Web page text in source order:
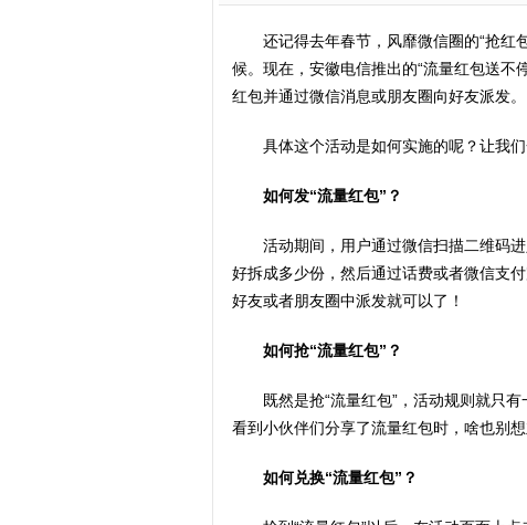
还记得去年春节，风靡微信圈的“抢红
候。现在，安徽电信推出的“流量红包送不
红包并通过微信消息或朋友圈向好友派发。
具体这个活动是如何实施的呢？让我
如何发“流量红包”？
活动期间，用户通过微信扫描二维码
好拆成多少份，然后通过话费或者微信支
好友或者朋友圈中派发就可以了！
如何抢“流量红包”？
既然是抢“流量红包”，活动规则就只
看到小伙伴们分享了流量红包时，啥也别
如何兑换“流量红包”？